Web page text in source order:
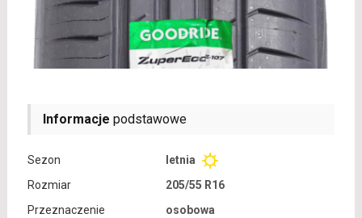
Informacje podstawowe
Sezon
letnia
Rozmiar
205/55 R16
Przeznaczenie
osobowa